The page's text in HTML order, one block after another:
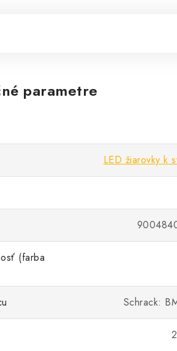
parametre
LED žiarovky k
(farba
Schrack: